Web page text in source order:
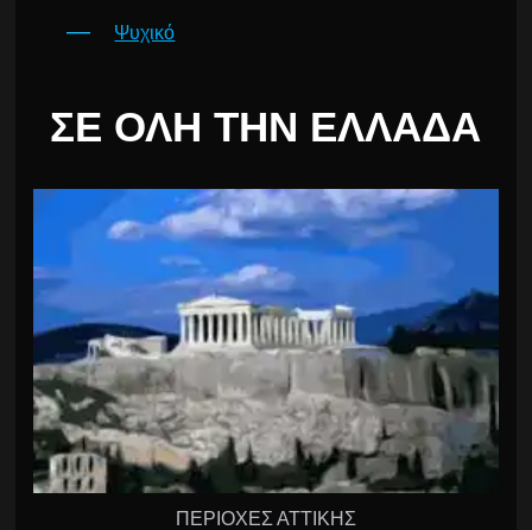
Ψυχικό
ΣΕ ΌΛΗ ΤΗΝ ΕΛΛΆΔΑ
ΠΕΡΙΟΧΕΣ ΑΤΤΙΚΗΣ